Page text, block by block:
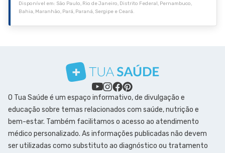
Disponível em: São Paulo, Rio de Janeiro, Distrito Federal, Pernambuco,
Bahia, Maranhão, Pará, Paraná, Sergipe e Ceará.
O Tua Saúde é um espaço informativo, de divulgação e
educação sobre temas relacionados com saúde, nutrição e
bem-estar. Também facilitamos o acesso ao atendimento
médico personalizado. As informações publicadas não devem
ser utilizadas como substituto ao diagnóstico ou tratamento